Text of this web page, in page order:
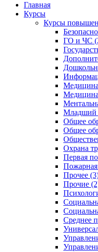
Главная
Курсы
Курсы
ГО и ЧС
Младший
Общее
Общее
Охрана
Первая
Пожарная
Прочее
Прочие
Среднее